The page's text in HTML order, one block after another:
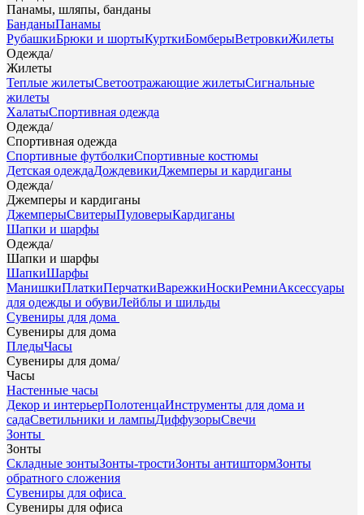
Панамы, шляпы, банданы
БанданыПанамы
РубашкиБрюки и шортыКурткиБомберыВетровкиЖилеты
Одежда/
Жилеты
Теплые жилетыСветоотражающие жилетыСигнальные
жилеты
ХалатыСпортивная одежда
Одежда/
Спортивная одежда
Спортивные футболкиСпортивные костюмы
Детская одеждаДождевикиДжемперы и кардиганы
Одежда/
Джемперы и кардиганы
ДжемперыСвитерыПуловерыКардиганы
Шапки и шарфы
Одежда/
Шапки и шарфы
ШапкиШарфы
МанишкиПлаткиПерчаткиВарежкиНоскиРемниАксессуары
для одежды и обувиЛейблы и шильды
Сувениры для дома
Сувениры для дома
ПледыЧасы
Сувениры для дома/
Часы
Настенные часы
Декор и интерьерПолотенцаИнструменты для дома и
садаСветильники и лампыДиффузорыСвечи
Зонты
Зонты
Складные зонтыЗонты-тростиЗонты антиштормЗонты
обратного сложения
Сувениры для офиса
Сувениры для офиса